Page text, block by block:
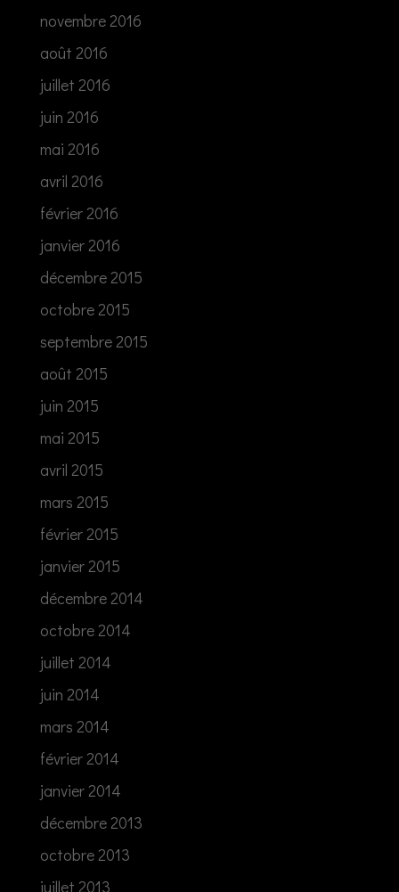
novembre 2016
août 2016
juillet 2016
juin 2016
mai 2016
avril 2016
février 2016
janvier 2016
décembre 2015
octobre 2015
septembre 2015
août 2015
juin 2015
mai 2015
avril 2015
mars 2015
février 2015
janvier 2015
décembre 2014
octobre 2014
juillet 2014
juin 2014
mars 2014
février 2014
janvier 2014
décembre 2013
octobre 2013
juillet 2013